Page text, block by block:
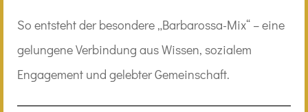
So entsteht der besondere „Barbarossa-Mix“ – eine
gelungene Verbindung aus Wissen, sozialem
Engagement und gelebter Gemeinschaft.